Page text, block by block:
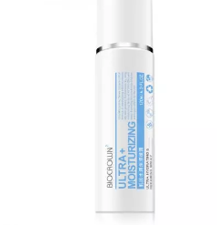
Маска Из Биоцеллюлозы